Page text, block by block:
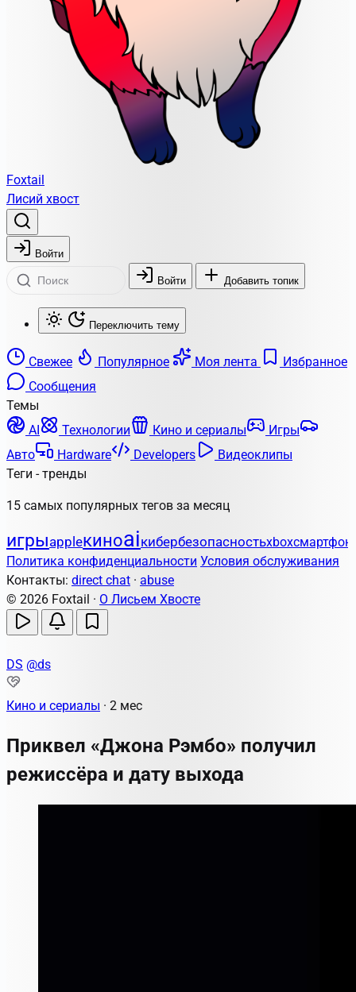
Foxtail
Лисий хвост
Войти
Войти Добавить топик
Переключить тему
Свежее Популярное Моя лента
Избранное
Сообщения
Темы
AI
Технологии Кино и сериалы
Игры
Авто
Hardware Developers
Видеоклипы
Теги - тренды
15 самых популярных тегов за месяц
игрыappleкиноaiкибербезопасностьxbox
Политика конфиденциальности Условия обслуживания
Контакты: direct chat · abuse
© 2026 Foxtail · О Лисьем Хвосте
DS @ds
Кино и сериалы · 2 мес
Приквел «Джона Рэмбо» получил
режиссёра и дату выхода